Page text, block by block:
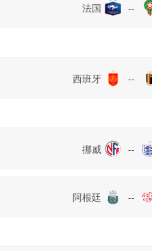
法国 --
西班牙 --
挪威 --
阿根廷 --